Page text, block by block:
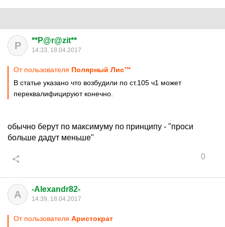
P **P@r@zit**
14:33, 18.04.2017
От пользователя Полярный Лис™
В статье указано что возбудили по ст.105 ч1 может
переквалифицируют конечно.
обычно берут по максимуму по принципу - "проси
больше дадут меньше"
0
A -Alexandr82-
14:39, 18.04.2017
От пользователя Аристoкрат